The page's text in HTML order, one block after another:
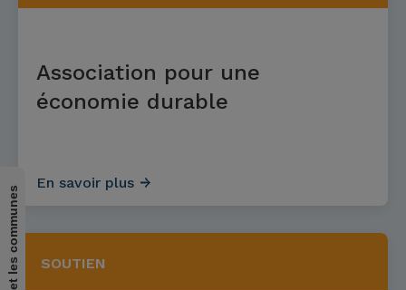
Association pour une
économie durable
En savoir plus
SOUTIEN